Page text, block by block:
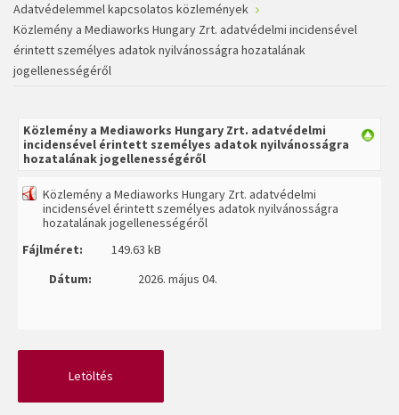
Adatvédelemmel kapcsolatos közlemények
Közlemény a Mediaworks Hungary Zrt. adatvédelmi incidensével
érintett személyes adatok nyilvánosságra hozatalának
jogellenességéről
Közlemény a Mediaworks Hungary Zrt. adatvédelmi
incidensével érintett személyes adatok nyilvánosságra
hozatalának jogellenességéről
Közlemény a Mediaworks Hungary Zrt. adatvédelmi
incidensével érintett személyes adatok nyilvánosságra
hozatalának jogellenességéről
Fájlméret:
149.63 kB
Dátum:
2026. május 04.